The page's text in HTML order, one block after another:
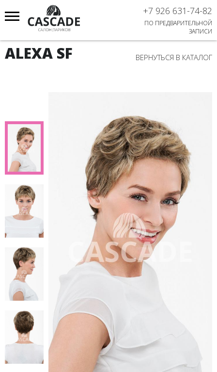
+7 926 631-74-82
ПО ПРЕДВАРИТЕЛЬНОЙ
ЗАПИСИ
ALEXA SF ВЕРНУТЬСЯ В КАТАЛОГ